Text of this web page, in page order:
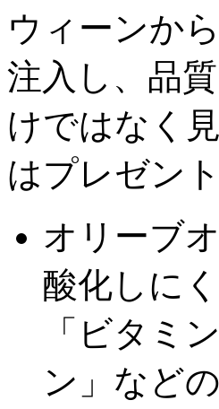
ウィーンか
注入し、品
けではなく
はプレゼン
オリーブ
酸化しに
「ビタミ
ン」など